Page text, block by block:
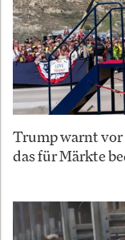
Trump warnt vor
das für Märkte